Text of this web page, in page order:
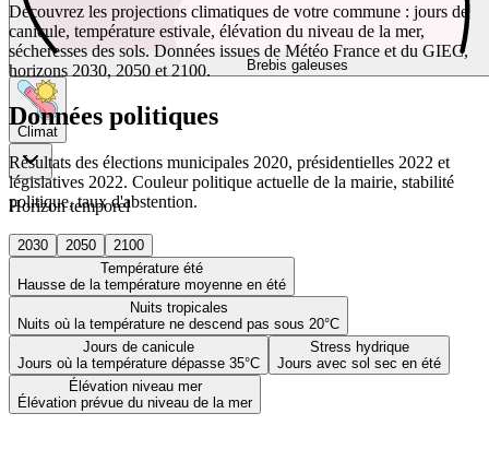
Brebis galeuses
Climat
Horizon temporel
2030 2050
2100
Température été
Hausse de la température moyenne en été
Nuits tropicales
Nuits où la température ne descend pas sous 20°C
Jours de canicule
Jours où la température dépasse 35°C
Stress hydrique
Jours avec sol sec en été
Élévation niveau mer
Élévation prévue du niveau de la mer
Découvrez les projections climatiques de votre commune : jours de
canicule, température estivale, élévation du niveau de la mer,
sécheresses des sols. Données issues de Météo France et du GIEC,
horizons 2030, 2050 et 2100.
Données politiques
Résultats des élections municipales 2020, présidentielles 2022 et
législatives 2022. Couleur politique actuelle de la mairie, stabilité
politique, taux d'abstention.